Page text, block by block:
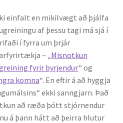
einfalt en mikilvægt að þjálfa
af þessu tagi má sjá í
í fyrra um þrjár
– „Misnotkun
fyrir byrjendur“ og
komna“. En eftir á að hyggja
ekki sanngjarn. Það
að ræða þótt stjórnendur
á þann hátt að þeirra hlutur